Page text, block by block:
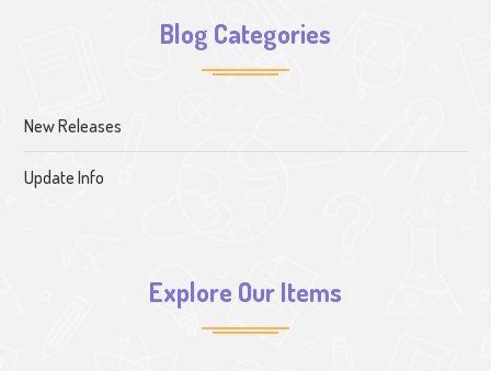
Blog Categories
New Releases
Update Info
Explore Our Items